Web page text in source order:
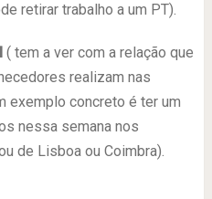
retirar trabalho a um PT).
( tem a ver com a relação que
realizam nas
exemplo concreto é ter um
nessa semana nos
de Lisboa ou Coimbra).